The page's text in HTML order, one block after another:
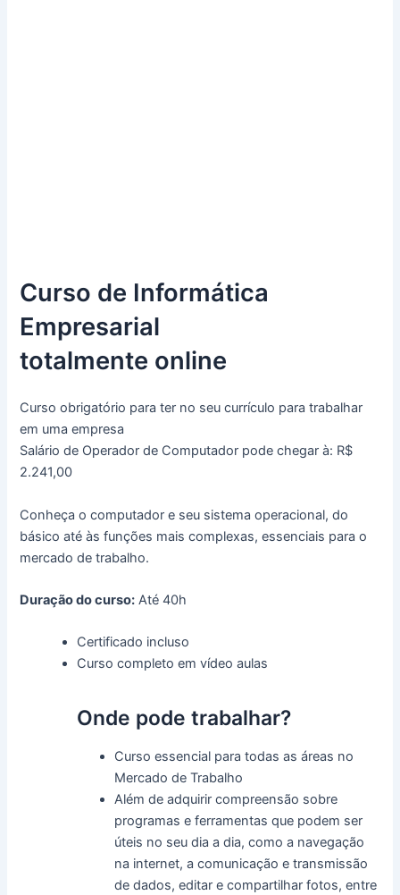
Curso de Informática
Empresarial
totalmente online
Curso obrigatório para ter no seu currículo para trabalhar
em uma empresa
Salário de Operador de Computador pode chegar à: R$
2.241,00
Conheça o computador e seu sistema operacional, do
básico até às funções mais complexas, essenciais para o
mercado de trabalho.
Duração do curso: Até 40h
Certificado incluso
Curso completo em vídeo aulas
Onde pode trabalhar?
Curso essencial para todas as áreas no
Mercado de Trabalho
Além de adquirir compreensão sobre
programas e ferramentas que podem ser
úteis no seu dia a dia, como a navegação
na internet, a comunicação e transmissão
de dados, editar e compartilhar fotos, entre